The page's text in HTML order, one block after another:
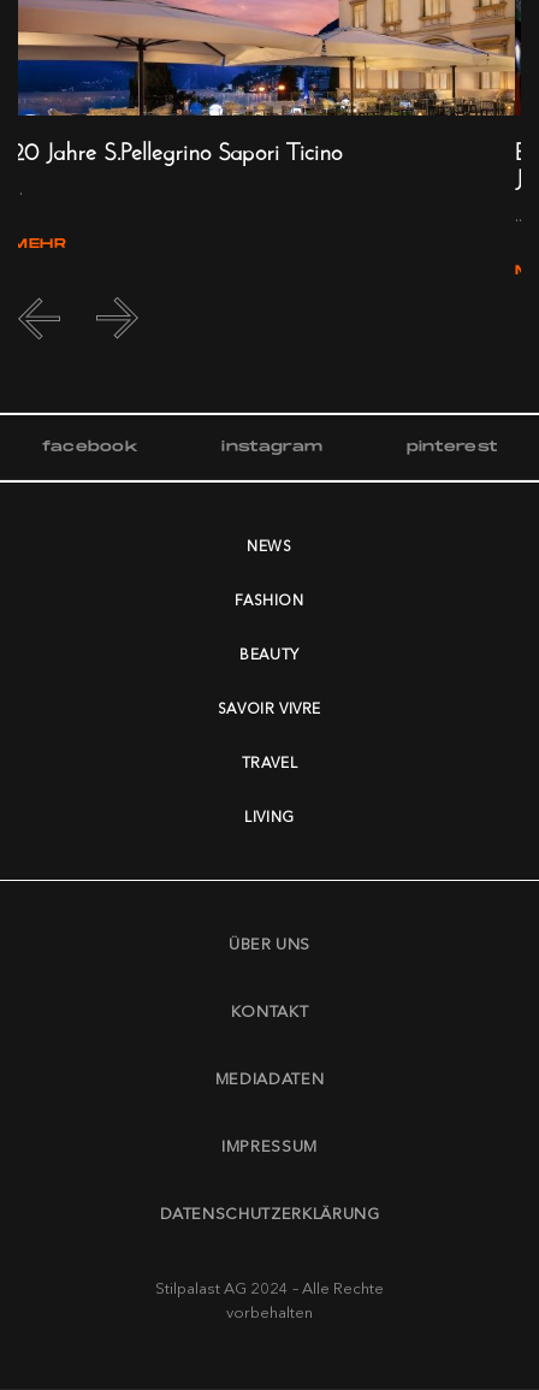
20 Jahre S.Pellegrino Sapori Ticino
...
MEHR
...
facebook instagram pinterest
NEWS
FASHION
BEAUTY
SAVOIR VIVRE
TRAVEL
LIVING
ÜBER UNS
KONTAKT
MEDIADATEN
IMPRESSUM
DATENSCHUTZERKLÄRUNG
Stilpalast AG 2024 – Alle Rechte
vorbehalten